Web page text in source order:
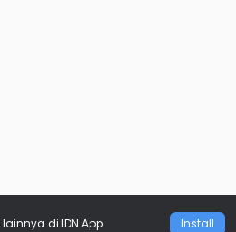
lainnya di IDN App Install